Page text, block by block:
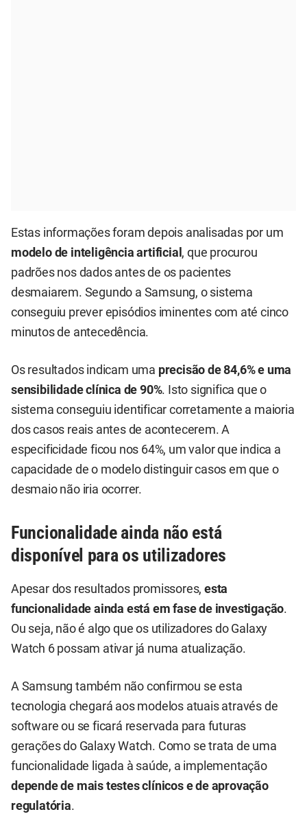
Estas informações foram depois analisadas por um
modelo de inteligência artificial , que procurou
padrões nos dados antes de os pacientes
desmaiarem. Segundo a Samsung, o sistema
conseguiu prever episódios iminentes com até cinco
minutos de antecedência.
Os resultados indicam uma precisão de 84,6% e uma
sensibilidade clínica de 90%. Isto significa que o
sistema conseguiu identificar corretamente a maioria
dos casos reais antes de acontecerem. A
especificidade ficou nos 64%, um valor que indica a
capacidade de o modelo distinguir casos em que o
desmaio não iria ocorrer.
Funcionalidade ainda não está
disponível para os utilizadores
Apesar dos resultados promissores, esta
funcionalidade ainda está em fase de investigação.
Ou seja, não é algo que os utilizadores do Galaxy
Watch 6 possam ativar já numa atualização.
A Samsung também não confirmou se esta
tecnologia chegará aos modelos atuais através de
software ou se ficará reservada para futuras
gerações do Galaxy Watch. Como se trata de uma
funcionalidade ligada à saúde, a implementação
depende de mais testes clínicos e de aprovação
regulatória.